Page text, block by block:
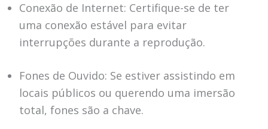
Conexão de Internet: Certifique-se de ter
uma conexão estável para evitar
interrupções durante a reprodução.
Fones de Ouvido: Se estiver assistindo em
locais públicos ou querendo uma imersão
total, fones são a chave.